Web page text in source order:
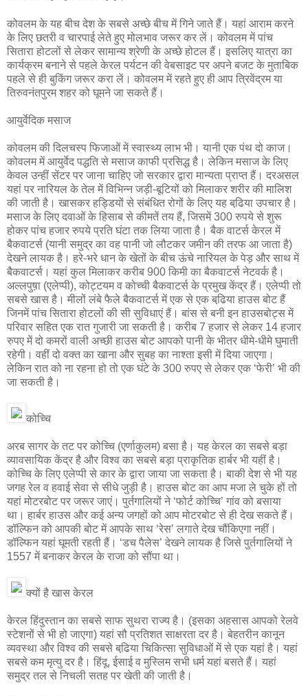
कोवलम के यह बीच देश के सबसे अच्छे बीच में गिने जाते हैं। यहां आराम करने
के लिए छतरी व चारपाई लेते हुए मोलभाव जरूर कर लें। कोवलम में पांच
सितारा होटलों से लेकर सामान्य श्रेणी के अच्छे होटल हैं। इसलिए यात्रा का
कार्यक्रम बनाने से पहले केरल पर्यटन की वेबसाइट पर अपने बजट के मुताबिक
पहले से ही बुकिंग जरूर करा लें। कोवलम में रहते हुए ही आप त्रिवेंद्रम या
तिरुवनंतपुरम शहर को घूमने जा सकते हैं।
आयुर्वेदिक मसाज
कोवलम की दिलचस्प फिजाओं में स्वास्थ्य लाभ भी। यानी एक पंथ दो काज।
कोवलम में आयुर्वेद पद्धति से मसाज काफी प्रसिद्ध है। लेकिन मसाज के लिए
केवल उन्हीं सेंटर पर जाना चाहिए जो सरकार द्वारा मान्यता प्राप्त हैं। दरअसल
यहां पर नारियल के तेल में विभिन्न जड़ी-बूटियों को मिलाकर शरीर की मालिश
की जाती है। खासकर हड्डियों से संबंधित रोगों के लिए यह बढि़या उपचार है।
मसाज के लिए दवाओं के हिसाब से कीमतें तय हैं, जिसमें 300 रुपये से शुरू
होकर पांच हजार रुपये प्रति घंटा तक लिया जाता है। बैक वाटर्स केरल में
बैकवाटर्स (यानी समुद्र का वह पानी जो लौटकर जमीन की तरफ आ जाता है)
देखने लायक है। हरे-भरे धान के खेतों के बीच ऊंचे नारियल के पेड़ और साथ में
बैकवाटर्स। यहां कुल मिलाकर करीब 900 किमी का बैकवाटर्स नेटवर्क है।
अल्लपुष़ा (एलेप्पी), कोट्टयम व कोच्ची बैकवाटर्स के प्रमुख केंद्र हैं। एलेप्पी तो
सबसे खास है। मीलों लंबे फैले बैकवाटर्स में एक से एक बढि़या हाउस बोट हैं
जिनमें पांच सितारा होटलों की सी सुविधाएं हैं। बांस से बनी इन हाउसबोट्स में
परिवार सहित एक रात गुजारी जा सकती है। करीब 7 हजार से लेकर 14 हजार
रुपए में दो कमरों वाली अच्छी हाउस बोट आपको पानी के भीतर धीमे-धीमे घुमाती
रहेगी। वहीं दो वक्त का खाना और सुबह का नाश्ता इसी में दिया जाएगा।
लेकिन रात को ना रहना हो तो एक घंटे के 300 रुपए से लेकर एक ‘फेरी’ भी की
जा सकती है।
कोच्चि
अरब सागर के तट पर कोच्चि (एर्णाकुलम) बसा है। यह केरल का सबसे बड़ा
व्यावसायिक केंद्र है और विश्व का सबसे बड़ा प्राकृतिक हार्बर भी यहीं है।
कोच्चि के लिए एलेप्पी से कार के द्वारा जाया जा सकता है। बाकी देश से भी यह
जगह रेल व हवाई सेवा से सीधे जुड़ी है। हाउस बोट का आप मजा ले चुके हों तो
यहां मोटरबोट पर जरूर जाएं। पुर्तगालियों ने ‘फोर्ट कोच्चि’ गांव को बसाया
था। हार्बर हाउस और कई अन्य जगहों को आप मोटरबोट से ही देख सकते हैं।
डॉल्फिन को आपकी बोट में आपके साथ ‘रेस’ लगाते देख चौंकिएगा नहीं।
डॉल्फिन यहां घूमती रहती हैं। ‘डच पैलेस’ देखने लायक है जिसे पुर्तगालियों ने
1557 में बनाकर केरल के राजा को सौंपा था।
क्यों है खास केरल
केरल हिंदुस्तान का सबसे साफ सुथरा राज्य है। (इसका अहसास आपको रेलवे
स्टेशनों से भी हो जाएगा) यहां सौ प्रतिशत साक्षरता दर है। बेहतरीन कानून
व्यवस्था और विश्व की सबसे बढि़या चिकित्सा सुविधाओं में से एक यहां है। यहां
सबसे कम मृत्यु दर है। हिंदू, ईसाई व मुस्लिम सभी धर्म यहां बसते हैं। यहां
समुद्र तल से निचली सतह पर खेती की जाती है।